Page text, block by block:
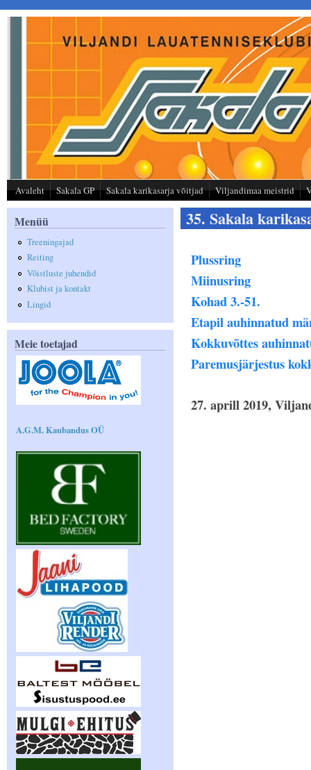
Liigu edasi põhisisu juurde
Avaleht Sakala GP Sakala karikasarja võitjad Viljandimaa meistrid
Menüü
Treeningajad
Reiting
Võistluste juhendid
Klubist ja kontakt
Lingid
Meie toetajad
A.G.M. Kaubandus OÜ
35. Sakala
Plussring
Miinusring
Kohad 3.-51.
Etapil auhinnatud
Kokkuvõttes
Paremusjärjestus
27. aprill 2019,